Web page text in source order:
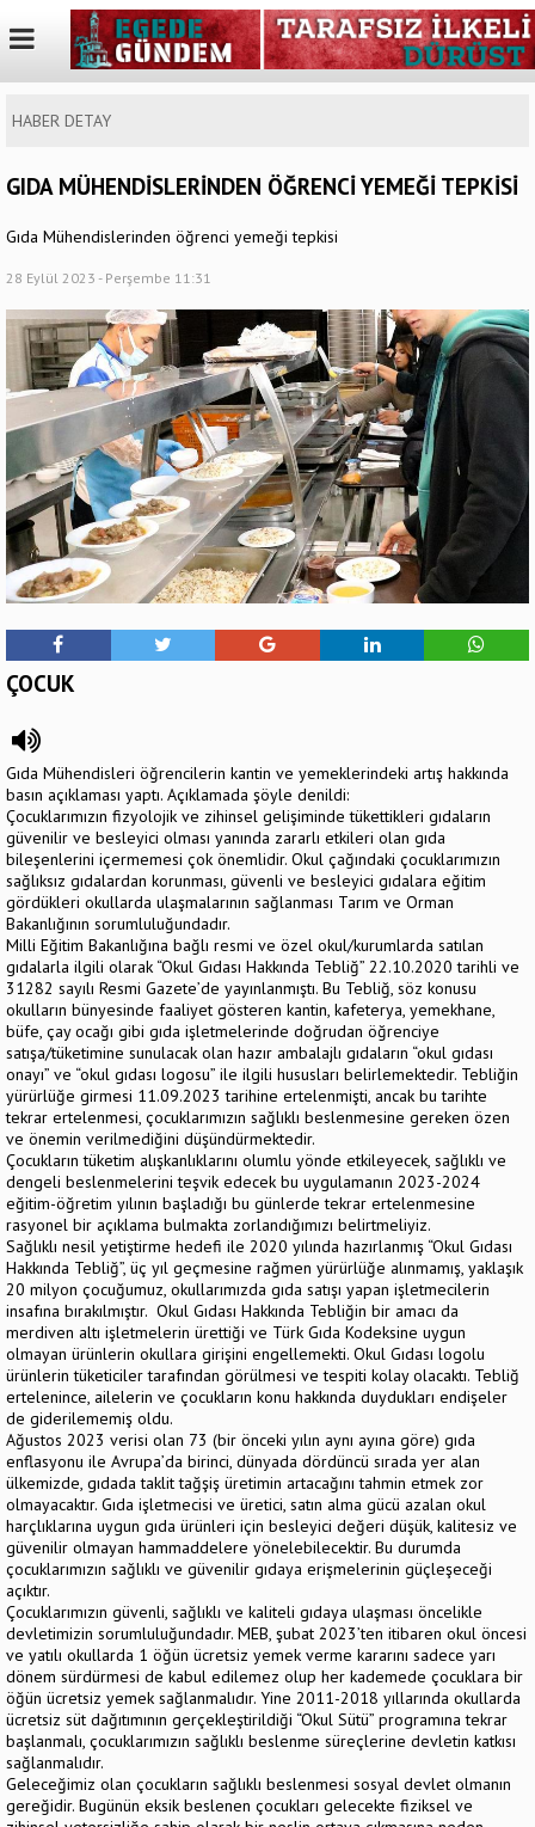
HABER DETAY
GIDA MÜHENDİSLERİNDEN ÖĞRENCİ YEMEĞİ TEPKİSİ
Gıda Mühendislerinden öğrenci yemeği tepkisi
28 Eylül 2023 - Perşembe 11:31
ÇOCUK
Gıda Mühendisleri öğrencilerin kantin ve yemeklerindeki artış hakkında
basın açıklaması yaptı. Açıklamada şöyle denildi:
Çocuklarımızın fizyolojik ve zihinsel gelişiminde tükettikleri gıdaların
güvenilir ve besleyici olması yanında zararlı etkileri olan gıda
bileşenlerini içermemesi çok önemlidir. Okul çağındaki çocuklarımızın
sağlıksız gıdalardan korunması, güvenli ve besleyici gıdalara eğitim
gördükleri okullarda ulaşmalarının sağlanması Tarım ve Orman
Bakanlığının sorumluluğundadır.
Milli Eğitim Bakanlığına bağlı resmi ve özel okul/kurumlarda satılan
gıdalarla ilgili olarak “Okul Gıdası Hakkında Tebliğ” 22.10.2020 tarihli ve
31282 sayılı Resmi Gazete’de yayınlanmıştı. Bu Tebliğ, söz konusu
okulların bünyesinde faaliyet gösteren kantin, kafeterya, yemekhane,
büfe, çay ocağı gibi gıda işletmelerinde doğrudan öğrenciye
satışa/tüketimine sunulacak olan hazır ambalajlı gıdaların “okul gıdası
onayı” ve “okul gıdası logosu” ile ilgili hususları belirlemektedir. Tebliğin
yürürlüğe girmesi 11.09.2023 tarihine ertelenmişti, ancak bu tarihte
tekrar ertelenmesi, çocuklarımızın sağlıklı beslenmesine gereken özen
ve önemin verilmediğini düşündürmektedir.
Çocukların tüketim alışkanlıklarını olumlu yönde etkileyecek, sağlıklı ve
dengeli beslenmelerini teşvik edecek bu uygulamanın 2023-2024
eğitim-öğretim yılının başladığı bu günlerde tekrar ertelenmesine
rasyonel bir açıklama bulmakta zorlandığımızı belirtmeliyiz.
Sağlıklı nesil yetiştirme hedefi ile 2020 yılında hazırlanmış “Okul Gıdası
Hakkında Tebliğ”, üç yıl geçmesine rağmen yürürlüğe alınmamış, yaklaşık
20 milyon çocuğumuz, okullarımızda gıda satışı yapan işletmecilerin
insafına bırakılmıştır. Okul Gıdası Hakkında Tebliğin bir amacı da
merdiven altı işletmelerin ürettiği ve Türk Gıda Kodeksine uygun
olmayan ürünlerin okullara girişini engellemekti. Okul Gıdası logolu
ürünlerin tüketiciler tarafından görülmesi ve tespiti kolay olacaktı. Tebliğ
ertelenince, ailelerin ve çocukların konu hakkında duydukları endişeler
de giderilememiş oldu.
Ağustos 2023 verisi olan 73 (bir önceki yılın aynı ayına göre) gıda
enflasyonu ile Avrupa’da birinci, dünyada dördüncü sırada yer alan
ülkemizde, gıdada taklit tağşiş üretimin artacağını tahmin etmek zor
olmayacaktır. Gıda işletmecisi ve üretici, satın alma gücü azalan okul
harçlıklarına uygun gıda ürünleri için besleyici değeri düşük, kalitesiz ve
güvenilir olmayan hammaddelere yönelebilecektir. Bu durumda
çocuklarımızın sağlıklı ve güvenilir gıdaya erişmelerinin güçleşeceği
açıktır.
Çocuklarımızın güvenli, sağlıklı ve kaliteli gıdaya ulaşması öncelikle
devletimizin sorumluluğundadır. MEB, şubat 2023’ten itibaren okul öncesi
ve yatılı okullarda 1 öğün ücretsiz yemek verme kararını sadece yarı
dönem sürdürmesi de kabul edilemez olup her kademede çocuklara bir
öğün ücretsiz yemek sağlanmalıdır. Yine 2011-2018 yıllarında okullarda
ücretsiz süt dağıtımının gerçekleştirildiği “Okul Sütü” programına tekrar
başlanmalı, çocuklarımızın sağlıklı beslenme süreçlerine devletin katkısı
sağlanmalıdır.
Geleceğimiz olan çocukların sağlıklı beslenmesi sosyal devlet olmanın
gereğidir. Bugünün eksik beslenen çocukları gelecekte fiziksel ve